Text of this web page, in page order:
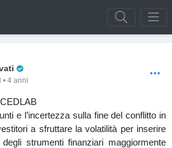
4 anni
e l’incertezza sulla fine del conflitto in
a sfruttare la volatilità per inserire
degli strumenti finanziari maggiormente